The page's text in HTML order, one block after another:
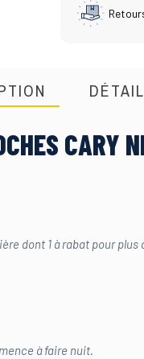
CARY
dont 1 à rabat pour
à faire nuit.